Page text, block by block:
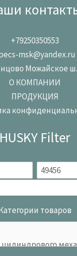
+79250350553
msk@yandex.ru
Можайское
О КОМПАНИИ
ПРОДУКЦИЯ
HUSKY Filter
товаров